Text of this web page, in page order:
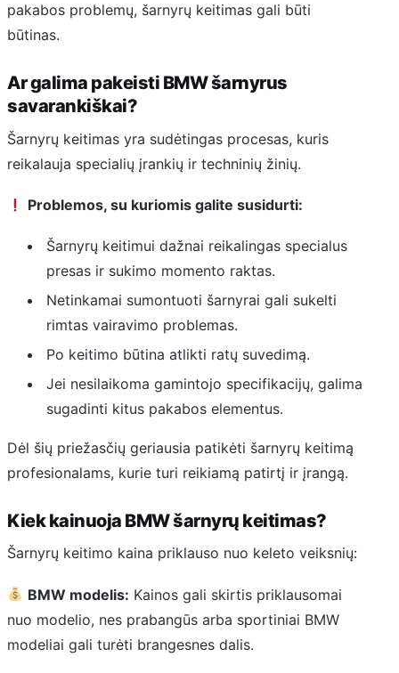
pakabos problemų, šarnyrų keitimas gali būti
būtinas.
Ar galima pakeisti BMW šarnyrus
savarankiškai?
Šarnyrų keitimas yra sudėtingas procesas, kuris
reikalauja specialių įrankių ir techninių žinių.
Problemos, su kuriomis galite susidurti:
Šarnyrų keitimui dažnai reikalingas specialus
presas ir sukimo momento raktas.
Netinkamai sumontuoti šarnyrai gali sukelti
rimtas vairavimo problemas.
Po keitimo būtina atlikti ratų suvedimą.
Jei nesilaikoma gamintojo specifikacijų, galima
sugadinti kitus pakabos elementus.
Dėl šių priežasčių geriausia patikėti šarnyrų keitimą
profesionalams, kurie turi reikiamą patirtį ir įrangą.
Kiek kainuoja BMW šarnyrų keitimas?
Šarnyrų keitimo kaina priklauso nuo keleto veiksnių:
BMW modelis: Kainos gali skirtis priklausomai
nuo modelio, nes prabangūs arba sportiniai BMW
modeliai gali turėti brangesnes dalis.